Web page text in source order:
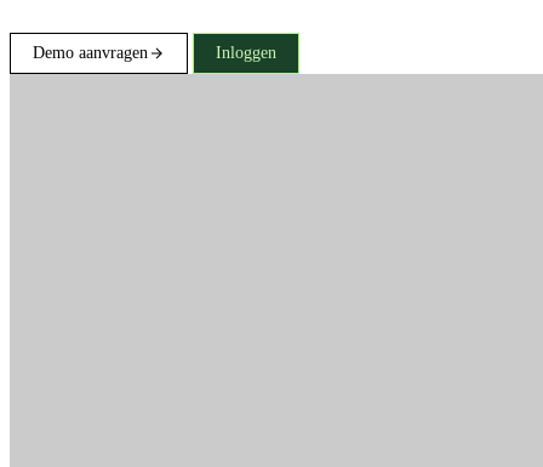
Demo aanvragen Inloggen